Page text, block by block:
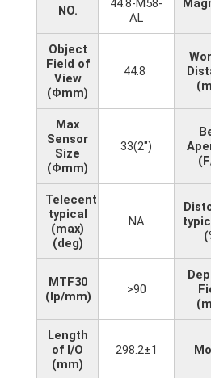
NO.
44.8-M58-
AL
Object
Field of
View
(Φmm)
44.8
Max
Sensor
Size
(Φmm)
33(2")
Telecentricity
typical
(max)
(deg)
NA
MTF30
(lp/mm)
>90
Length
of I/O
(mm)
298.2±1